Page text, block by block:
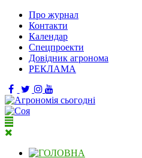
Про журнал
Контакти
Календар
Спецпроекти
Довідник агронома
РЕКЛАМА